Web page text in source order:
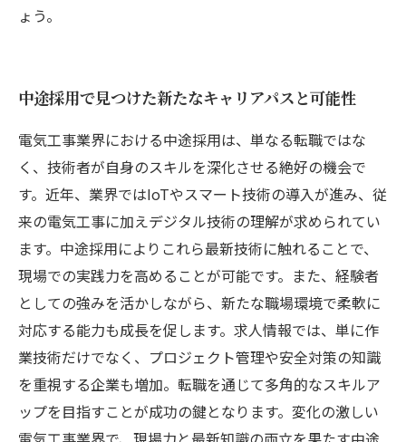
ょう。
中途採用で見つけた新たなキャリアパスと可能性
電気工事業界における中途採用は、単なる転職ではな
く、技術者が自身のスキルを深化させる絶好の機会で
す。近年、業界ではIoTやスマート技術の導入が進み、従
来の電気工事に加えデジタル技術の理解が求められてい
ます。中途採用によりこれら最新技術に触れることで、
現場での実践力を高めることが可能です。また、経験者
としての強みを活かしながら、新たな職場環境で柔軟に
対応する能力も成長を促します。求人情報では、単に作
業技術だけでなく、プロジェクト管理や安全対策の知識
を重視する企業も増加。転職を通じて多角的なスキルア
ップを目指すことが成功の鍵となります。変化の激しい